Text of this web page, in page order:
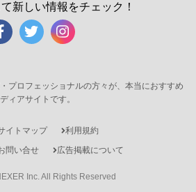
新しい情報をチェック！
プロフェッショナルの方々が、本当におすすめ
ィアサイトです。
イトマップ
利用規約
問い合せ 広告掲載について
Inc. All Rights Reserved